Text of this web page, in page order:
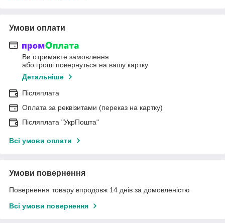
Умови оплати
Ви отримаєте замовлення
або гроші повернуться на вашу картку
Детальніше
Післяплата
Оплата за реквізитами (переказ на картку)
Післяплата "УкрПошта"
Всі умови оплати
Умови повернення
Повернення товару впродовж 14 днів за домовленістю
Всі умови повернення